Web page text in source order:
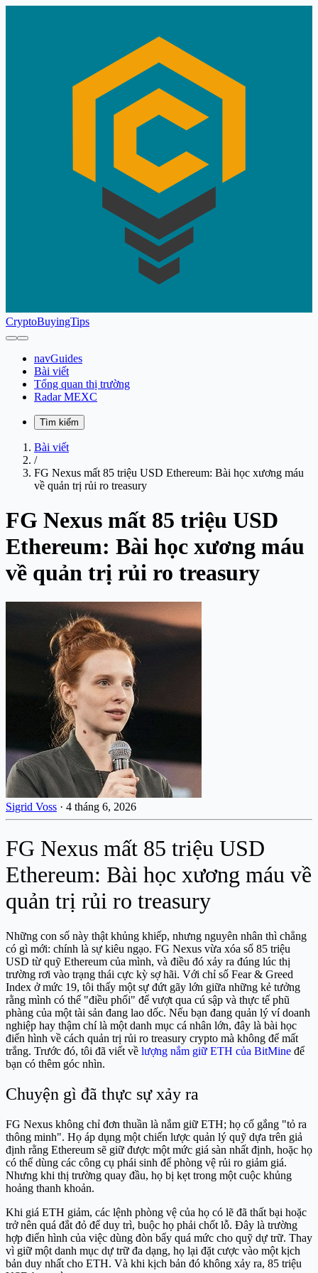
CryptoBuyingTips
navGuides
Bài viết
Tổng quan thị trường
Radar MEXC
Tìm kiếm
Bài viết
/
FG Nexus mất 85 triệu USD Ethereum: Bài học xương máu
về quản trị rủi ro treasury
FG Nexus mất 85 triệu USD
Ethereum: Bài học xương máu
về quản trị rủi ro treasury
Sigrid Voss · 4 tháng 6, 2026
FG Nexus mất 85 triệu USD
Ethereum: Bài học xương máu về
quản trị rủi ro treasury
Những con số này thật khủng khiếp, nhưng nguyên nhân thì chẳng
có gì mới: chính là sự kiêu ngạo. FG Nexus vừa xóa sổ 85 triệu
USD từ quỹ Ethereum của mình, và điều đó xảy ra đúng lúc thị
trường rơi vào trạng thái cực kỳ sợ hãi. Với chỉ số Fear & Greed
Index ở mức 19, tôi thấy một sự đứt gãy lớn giữa những kẻ tưởng
rằng mình có thể "điều phối" để vượt qua cú sập và thực tế phũ
phàng của một tài sản đang lao dốc. Nếu bạn đang quản lý ví doanh
nghiệp hay thậm chí là một danh mục cá nhân lớn, đây là bài học
điển hình về cách quản trị rủi ro treasury crypto mà không để mất
trắng. Trước đó, tôi đã viết về lượng nắm giữ ETH của BitMine để
bạn có thêm góc nhìn.
Chuyện gì đã thực sự xảy ra
FG Nexus không chỉ đơn thuần là nắm giữ ETH; họ cố gắng "tỏ ra
thông minh". Họ áp dụng một chiến lược quản lý quỹ dựa trên giả
định rằng Ethereum sẽ giữ được một mức giá sàn nhất định, hoặc họ
có thể dùng các công cụ phái sinh để phòng vệ rủi ro giảm giá.
Nhưng khi thị trường quay đầu, họ bị kẹt trong một cuộc khủng
hoảng thanh khoản.
Khi giá ETH giảm, các lệnh phòng vệ của họ có lẽ đã thất bại hoặc
trở nên quá đắt đỏ để duy trì, buộc họ phải chốt lỗ. Đây là trường
hợp điển hình của việc dùng đòn bẩy quá mức cho quỹ dự trữ. Thay
vì giữ một danh mục dự trữ đa dạng, họ lại đặt cược vào một kịch
bản duy nhất cho ETH. Và khi kịch bản đó không xảy ra, 85 triệu